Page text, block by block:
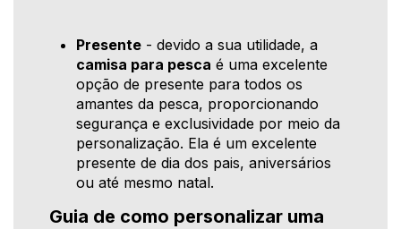
Presente - devido a sua utilidade, a
camisa para pesca é uma excelente
opção de presente para todos os
amantes da pesca, proporcionando
segurança e exclusividade por meio da
personalização. Ela é um excelente
presente de dia dos pais, aniversários
ou até mesmo natal.
Guia de como personalizar uma